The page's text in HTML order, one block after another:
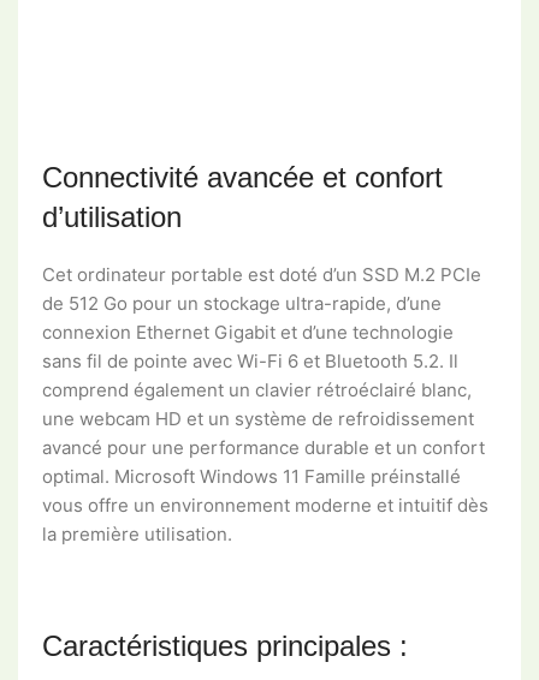
Connectivité avancée et confort
d’utilisation
Cet ordinateur portable est doté d’un SSD M.2 PCIe
de 512 Go pour un stockage ultra-rapide, d’une
connexion Ethernet Gigabit et d’une technologie
sans fil de pointe avec Wi-Fi 6 et Bluetooth 5.2. Il
comprend également un clavier rétroéclairé blanc,
une webcam HD et un système de refroidissement
avancé pour une performance durable et un confort
optimal. Microsoft Windows 11 Famille préinstallé
vous offre un environnement moderne et intuitif dès
la première utilisation.
Caractéristiques principales :